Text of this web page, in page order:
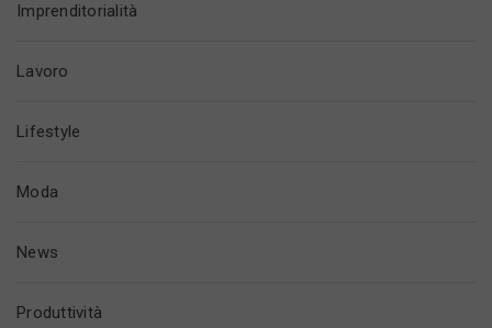
Imprenditorialità
Lavoro
Lifestyle
Moda
News
Produttività